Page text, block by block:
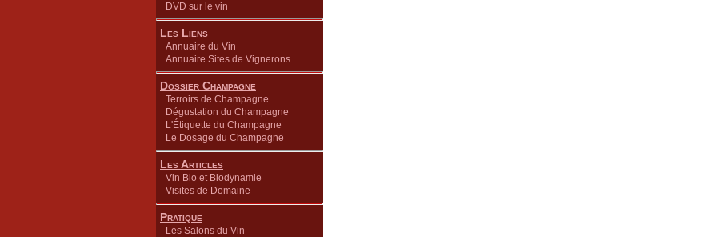
DVD sur le vin
Les Liens
Annuaire du Vin
Annuaire Sites de Vignerons
Dossier Champagne
Terroirs de Champagne
Dégustation du Champagne
L'Étiquette du Champagne
Le Dosage du Champagne
Les Articles
Vin Bio et Biodynamie
Visites de Domaine
Pratique
Les Salons du Vin